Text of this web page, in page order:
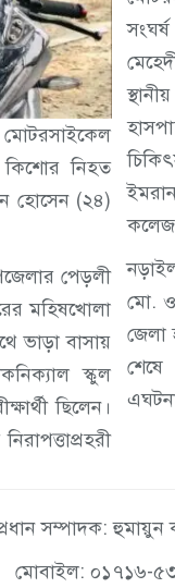
নিহত
হোসেন (২৪)
পেড়লী
মহিষখোলা
ভাড়া বাসায়
স্কুল
ছিলেন।
কলেজ
মো.
জেলা
শেষে
সম্পাদক: হুমায়ুন
মোবাইল: ০১৭১৬-